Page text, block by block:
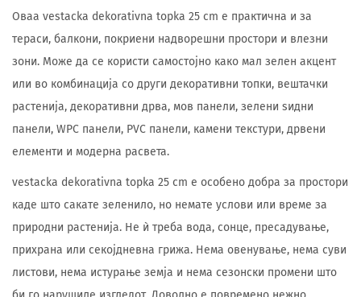
Оваа vestacka dekorativna topka 25 cm е практична и за
тераси, балкони, покриени надворешни простори и влезни
зони. Може да се користи самостојно како мал зелен акцент
или во комбинација со други декоративни топки, вештачки
растенија, декоративни дрва, мов панели, зелени ѕидни
панели, WPC панели, PVC панели, камени текстури, дрвени
елементи и модерна расвета.
vestacka dekorativna topka 25 cm е особено добра за простори
каде што сакате зеленило, но немате услови или време за
природни растенија. Не ѝ треба вода, сонце, пресадување,
прихрана или секојдневна грижа. Нема овенување, нема суви
листови, нема истурање земја и нема сезонски промени што